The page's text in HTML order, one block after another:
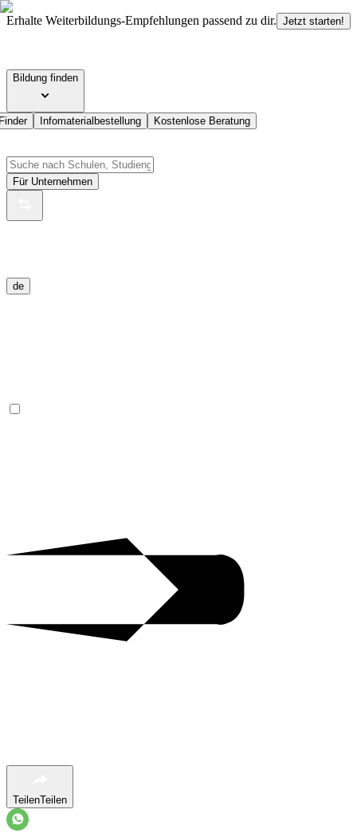
Erhalte Weiterbildungs-Empfehlungen passend zu dir. Jetzt starten!
Bildung finden
Infomaterialbestellung Kostenlose Beratung
Für Unternehmen
de
TeilenTeilen